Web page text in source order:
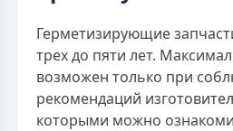
Герметизирующие
трех до пяти лет.
возможен только при
рекомендаций
которыми можно